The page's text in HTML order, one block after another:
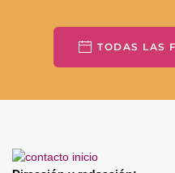
TODAS LAS